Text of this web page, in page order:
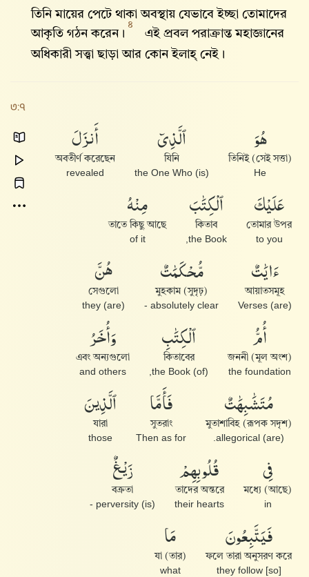
তিনি মায়ের পেটে থাকা অবস্থায় যেভাবে ইচ্ছা তোমাদের
আকৃতি গঠন করেন।
৪
এই প্রবল পরাক্রান্ত মহাজ্ঞানের
অধিকারী সত্ত্বা ছাড়া আর কোন ইলাহ্‌ নেই।
৩:৭
هُوَ
তিনিই (সেই সত্তা)
He
ٱلَّذِىٓ
যিনি
(is) the One Who
أَنزَلَ
অবতীর্ণ করেছেন
revealed
عَلَيْكَ
তোমার উপর
to you
ٱلْكِتَٰبَ
কিতাব
the Book,
مِنْهُ
তাতে কিছু আছে
of it
ءَايَٰتٌ
আয়াতসমূহ
(are) Verses
مُّحْكَمَٰتٌ
মুহকাম (সুদৃঢ়)
absolutely clear -
هُنَّ
সেগুলো
they (are)
أُمُّ
জননী (মূল অংশ)
the foundation
ٱلْكِتَٰبِ
কিতাবের
(of) the Book,
وَأُخَرُ
এবং অন্যগুলো
and others
مُتَشَٰبِهَٰتٌ
মুতাশাবিহ (রূপক সদৃশ)
(are) allegorical.
فَأَمَّا
সুতরাং
Then as for
ٱلَّذِينَ
যারা
those
فِى
মধ্যে (আছে)
in
قُلُوبِهِمْ
তাদের অন্তরে
their hearts
زَيْغٌ
বক্রতা
(is) perversity -
فَيَتَّبِعُونَ
ফলে তারা অনুসরণ করে
[so] they follow
مَا
(তার) যা
what